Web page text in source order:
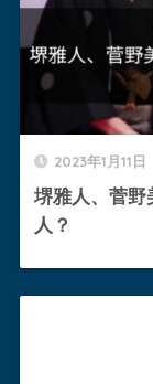
2023年1月11日
堺雅人、菅野
人？